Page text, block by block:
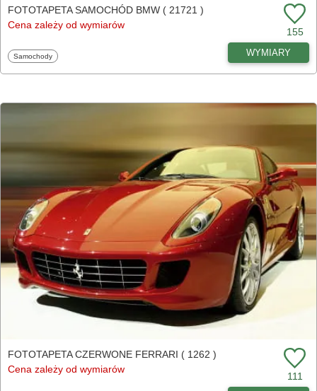
FOTOTAPETA SAMOCHÓD BMW ( 21721 )
Cena zależy od wymiarów
155
Fototapety
Samochody WYMIARY
FOTOTAPETA CZERWONE FERRARI ( 1262 )
Cena zależy od wymiarów
111